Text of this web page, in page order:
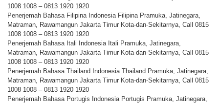
1008 1008 – 0813 1920 1920
Penerjemah Bahasa Filipina Indonesia Filipina Pramuka, Jatinegara,
Matraman, Rawamangun Jakarta Timur Kota-dan-Sekitarnya, Call 0815
1008 1008 – 0813 1920 1920
Penerjemah Bahasa Itali Indonesia Itali Pramuka, Jatinegara,
Matraman, Rawamangun Jakarta Timur Kota-dan-Sekitarnya, Call 0815
1008 1008 – 0813 1920 1920
Penerjemah Bahasa Thailand Indonesia Thailand Pramuka, Jatinegara,
Matraman, Rawamangun Jakarta Timur Kota-dan-Sekitarnya, Call 0815
1008 1008 – 0813 1920 1920
Penerjemah Bahasa Portugis Indonesia Portugis Pramuka, Jatinegara,